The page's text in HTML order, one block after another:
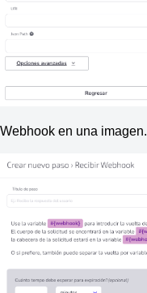
Webhook en una imagen.